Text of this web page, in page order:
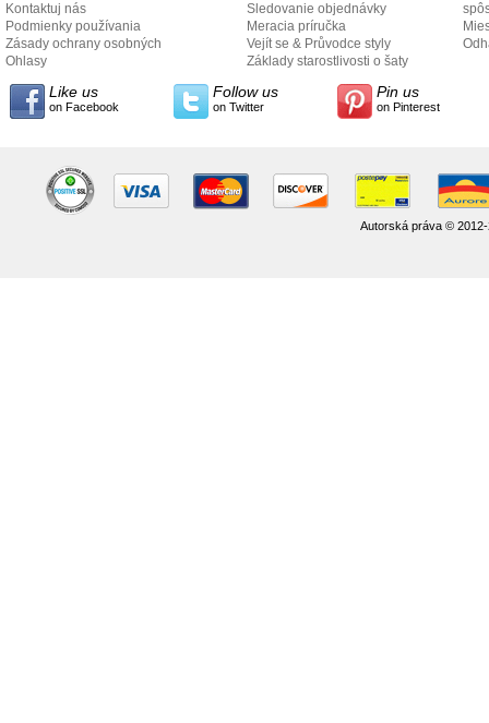
Kontaktuj nás
Podmienky používania
Zásady ochrany osobných
údajov
Ohlasy
Sledovanie objednávky
Meracia príručka
Vejít se & Průvodce styly
Základy starostlivosti o šaty
Like us
on Facebook
Follow us
on Twitter
Pin us
on Pinterest
Autorská práva ©